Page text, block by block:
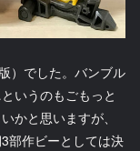
）でした。バンブル
いうのもごもっと
かと思いますが、
部作ビーとしては決